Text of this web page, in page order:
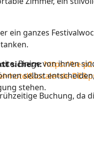
ein ganzes
sichern: https://be-
Buchung, da
Einige von ihnen
selbst
stehen.